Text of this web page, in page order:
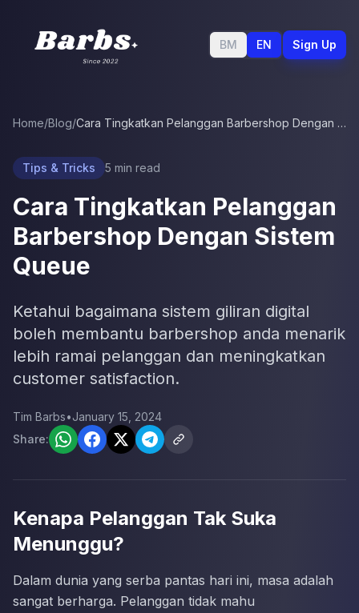
BM EN Sign Up
Home/Blog/ Cara Tingkatkan Pelanggan Barbershop Dengan Sistem Queue
Tips & Tricks 5 min read
Cara Tingkatkan Pelanggan
Barbershop Dengan Sistem
Queue
Ketahui bagaimana sistem giliran digital
boleh membantu barbershop anda menarik
lebih ramai pelanggan dan meningkatkan
customer satisfaction.
Tim Barbs•January 15, 2024
Share:
Kenapa Pelanggan Tak Suka
Menunggu?
Dalam dunia yang serba pantas hari ini, masa adalah
sangat berharga. Pelanggan tidak mahu